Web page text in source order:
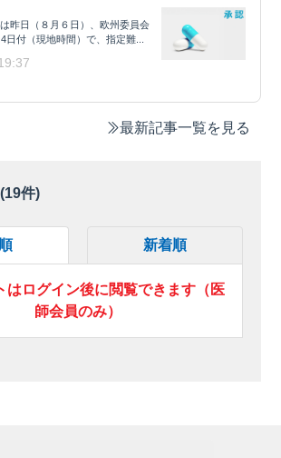
昨日（８月６日）、欧州委員会
日付（現地時間）で、指定難...
最新記事一覧を見る
19件)
新着順
はログイン後に閲覧できます（医
師会員のみ）